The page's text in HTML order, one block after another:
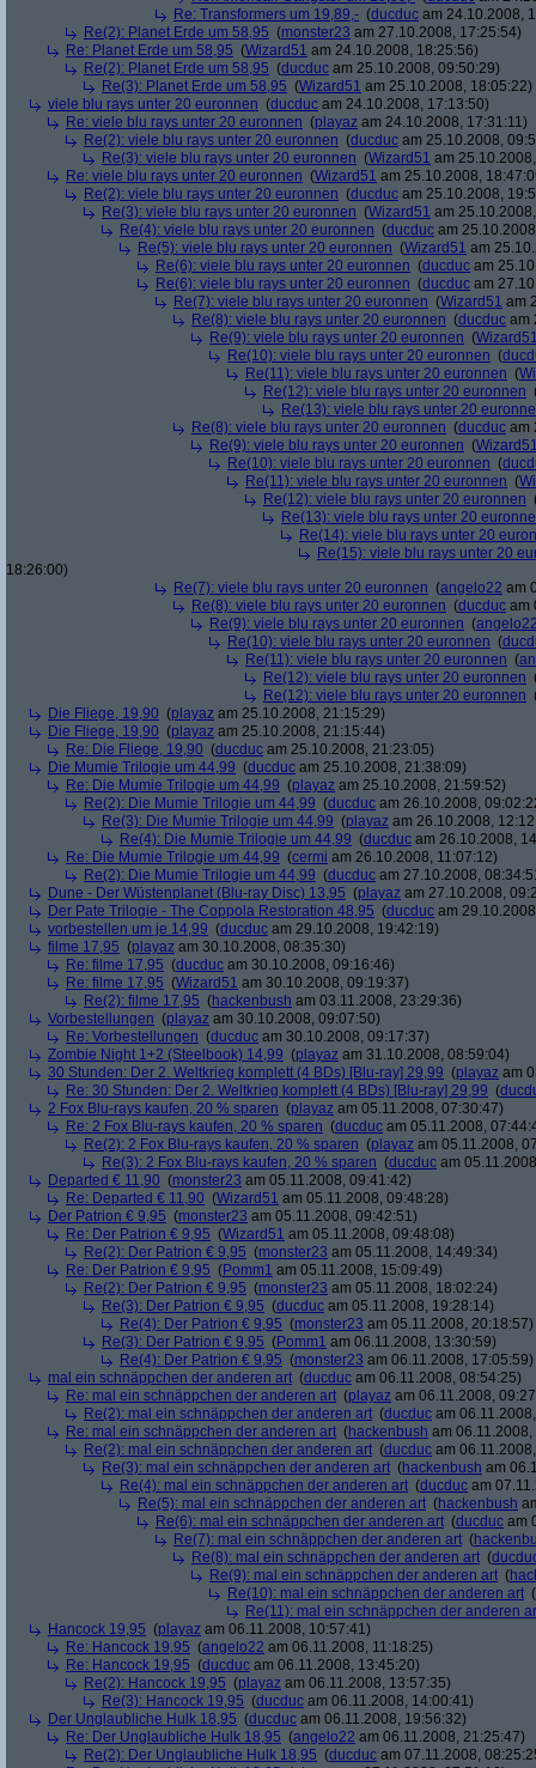
Re: Transformers um 19,89,- (ducduc am 24.10.2008,
Re(2): Planet Erde um 58,95 (monster23 am 27.10.2008, 17:25:54)
Re: Planet Erde um 58,95 (Wizard51 am 24.10.2008, 18:25:56)
Re(2): Planet Erde um 58,95 (ducduc am 25.10.2008, 09:50:29)
Re(3): Planet Erde um 58,95 (Wizard51 am 25.10.2008, 18:05:22)
viele blu rays unter 20 euronnen (ducduc am 24.10.2008, 17:13:50)
Re: viele blu rays unter 20 euronnen (playaz am 24.10.2008, 17:31:11)
Re(2): viele blu rays unter 20 euronnen (ducduc am 25.10.2008,
Re(3): viele blu rays unter 20 euronnen (Wizard51 am
Re: viele blu rays unter 20 euronnen (Wizard51 am 25.10.2008,
Re(2): viele blu rays unter 20 euronnen (ducduc am 25.10.2008,
Re(3): viele blu rays unter 20 euronnen (Wizard51 am
Re(4): viele blu rays unter 20 euronnen (ducduc am
Re(5): viele blu rays unter 20 euronnen (Wizard51 am
Re(6): viele blu rays unter 20 euronnen (ducduc am
Re(6): viele blu rays unter 20 euronnen (ducduc am
Re(7): viele blu rays unter 20 euronnen (Wizard51 am
Re(8): viele blu rays unter 20 euronnen (ducduc am
Re(9): viele blu rays unter 20 euronnen (
Re(10): viele blu rays unter 20 euronnen (
Re(11): viele blu rays unter 20 euronnen (
Re(12): viele blu rays unter 20 euronnen
Re(13): viele blu rays unter 20
Re(8): viele blu rays unter 20 euronnen (ducduc am
Re(9): viele blu rays unter 20 euronnen (
Re(10): viele blu rays unter 20 euronnen (
Re(11): viele blu rays unter 20 euronnen (
Re(12): viele blu rays unter 20 euronnen
Re(13): viele blu rays unter 20
Re(14): viele blu rays unter 20
Re(15): viele blu rays unter 20
18:26:00)
Re(7): viele blu rays unter 20 euronnen (angelo22 am
Re(8): viele blu rays unter 20 euronnen (ducduc am
Re(9): viele blu rays unter 20 euronnen (
Re(10): viele blu rays unter 20 euronnen (
Re(11): viele blu rays unter 20 euronnen (
Re(12): viele blu rays unter 20 euronnen
Re(12): viele blu rays unter 20 euronnen
Die Fliege, 19,90 (playaz am 25.10.2008, 21:15:29)
Die Fliege, 19,90 (playaz am 25.10.2008, 21:15:44)
Re: Die Fliege, 19,90 (ducduc am 25.10.2008, 21:23:05)
Die Mumie Trilogie um 44,99 (ducduc am 25.10.2008, 21:38:09)
Re: Die Mumie Trilogie um 44,99 (playaz am 25.10.2008, 21:59:52)
Re(2): Die Mumie Trilogie um 44,99 (ducduc am 26.10.2008,
Re(3): Die Mumie Trilogie um 44,99 (playaz am 26.10.2008,
Re(4): Die Mumie Trilogie um 44,99 (ducduc am 26.10.2008,
Re: Die Mumie Trilogie um 44,99 (cermi am 26.10.2008, 11:07:12)
Re(2): Die Mumie Trilogie um 44,99 (ducduc am 27.10.2008,
Dune - Der Wüstenplanet (Blu-ray Disc) 13,95 (playaz am 27.10.2008,
Der Pate Trilogie - The Coppola Restoration 48,95 (ducduc am
vorbestellen um je 14,99 (ducduc am 29.10.2008, 19:42:19)
filme 17,95 (playaz am 30.10.2008, 08:35:30)
Re: filme 17,95 (ducduc am 30.10.2008, 09:16:46)
Re: filme 17,95 (Wizard51 am 30.10.2008, 09:19:37)
Re(2): filme 17,95 (hackenbush am 03.11.2008, 23:29:36)
Vorbestellungen (playaz am 30.10.2008, 09:07:50)
Re: Vorbestellungen (ducduc am 30.10.2008, 09:17:37)
Zombie Night 1+2 (Steelbook) 14,99 (playaz am 31.10.2008, 08:59:04)
30 Stunden: Der 2. Weltkrieg komplett (4 BDs) [Blu-ray] 29,99 (playaz am
Re: 30 Stunden: Der 2. Weltkrieg komplett (4 BDs) [Blu-ray] 29,99 (
2 Fox Blu-rays kaufen, 20 % sparen (playaz am 05.11.2008, 07:30:47)
Re: 2 Fox Blu-rays kaufen, 20 % sparen (ducduc am 05.11.2008,
Re(2): 2 Fox Blu-rays kaufen, 20 % sparen (playaz am 05.11.2008,
Re(3): 2 Fox Blu-rays kaufen, 20 % sparen (ducduc am
Departed € 11,90 (monster23 am 05.11.2008, 09:41:42)
Re: Departed € 11,90 (Wizard51 am 05.11.2008, 09:48:28)
Der Patrion € 9,95 (monster23 am 05.11.2008, 09:42:51)
Re: Der Patrion € 9,95 (Wizard51 am 05.11.2008, 09:48:08)
Re(2): Der Patrion € 9,95 (monster23 am 05.11.2008, 14:49:34)
Re: Der Patrion € 9,95 (Pomm1 am 05.11.2008, 15:09:49)
Re(2): Der Patrion € 9,95 (monster23 am 05.11.2008, 18:02:24)
Re(3): Der Patrion € 9,95 (ducduc am 05.11.2008, 19:28:14)
Re(4): Der Patrion € 9,95 (monster23 am 05.11.2008, 20:18:57)
Re(3): Der Patrion € 9,95 (Pomm1 am 06.11.2008, 13:30:59)
Re(4): Der Patrion € 9,95 (monster23 am 06.11.2008, 17:05:59)
mal ein schnäppchen der anderen art (ducduc am 06.11.2008, 08:54:25)
Re: mal ein schnäppchen der anderen art (playaz am 06.11.2008,
Re(2): mal ein schnäppchen der anderen art (ducduc am
Re: mal ein schnäppchen der anderen art (hackenbush am
Re(2): mal ein schnäppchen der anderen art (ducduc am
Re(3): mal ein schnäppchen der anderen art (hackenbush am
Re(4): mal ein schnäppchen der anderen art (ducduc am
Re(5): mal ein schnäppchen der anderen art (hackenbush
Re(6): mal ein schnäppchen der anderen art (ducduc am
Re(7): mal ein schnäppchen der anderen art (
Re(8): mal ein schnäppchen der anderen art (
Re(9): mal ein schnäppchen der anderen art (
Re(10): mal ein schnäppchen der anderen art (
Re(11): mal ein schnäppchen der anderen
Hancock 19,95 (playaz am 06.11.2008, 10:57:41)
Re: Hancock 19,95 (angelo22 am 06.11.2008, 11:18:25)
Re: Hancock 19,95 (ducduc am 06.11.2008, 13:45:20)
Re(2): Hancock 19,95 (playaz am 06.11.2008, 13:57:35)
Re(3): Hancock 19,95 (ducduc am 06.11.2008, 14:00:41)
Der Unglaubliche Hulk 18,95 (ducduc am 06.11.2008, 19:56:32)
Re: Der Unglaubliche Hulk 18,95 (angelo22 am 06.11.2008, 21:25:47)
Re(2): Der Unglaubliche Hulk 18,95 (ducduc am 07.11.2008,